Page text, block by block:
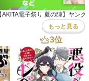
もっと見る
3位